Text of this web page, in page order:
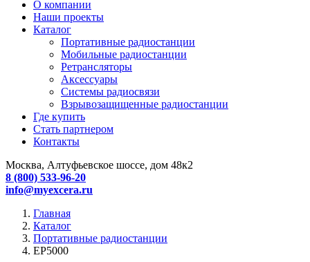
О компании
Наши проекты
Каталог
Портативные радиостанции
Мобильные радиостанции
Ретрансляторы
Аксессуары
Системы радиосвязи
Взрывозащищенные радиостанции
Где купить
Стать партнером
Контакты
Москва, Алтуфьевское шоссе, дом 48к2
8 (800) 533-96-20
info@myexcera.ru
Главная
Каталог
Портативные радиостанции
EP5000